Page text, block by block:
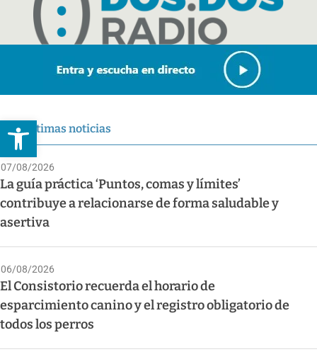
Abrir barra de herramientas
Últimas noticias
07/08/2026
La guía práctica ‘Puntos, comas y límites’
contribuye a relacionarse de forma saludable y
asertiva
06/08/2026
El Consistorio recuerda el horario de
esparcimiento canino y el registro obligatorio de
todos los perros